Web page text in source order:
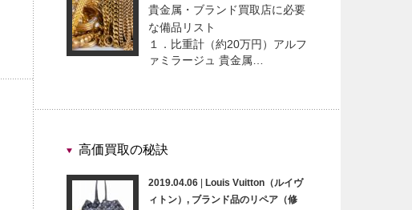
貴金属・ブランド買取店に必要
な備品リスト
１．比重計（約20万円）アルフ
ァミラージュ 貴金属…
高価買取の秘訣
2019.04.06
Louis Vuitton（ルイヴ
ィトン） , ブランド品のリペア（修